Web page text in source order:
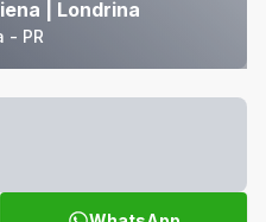
| Londrina
- PR